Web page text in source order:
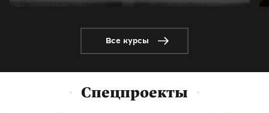
Все курсы
Спецпроекты